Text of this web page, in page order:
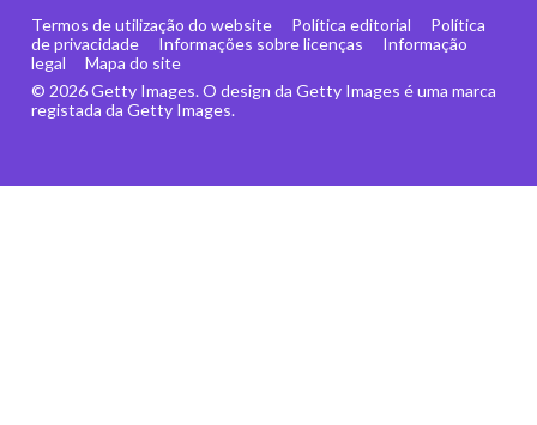
© 2026 Getty Images. O design da Getty Images é uma marca
registada da Getty Images.
Termos de utilização do website Política editorial
Política
de privacidade
Informações sobre licenças
Informação
legal
Mapa do site